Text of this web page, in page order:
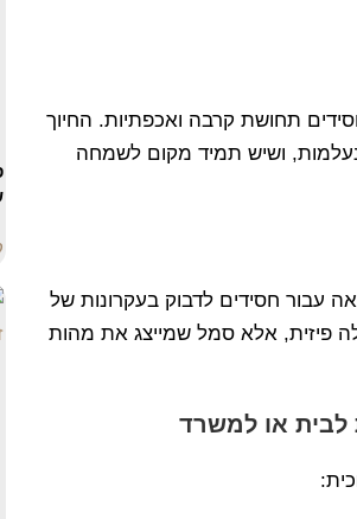
תחושת קרבה ואכפתיות. החיוך
ושיש תמיד מקום לשמחה
עבור חסידים לדבוק בעקרונות של
פיזית, אלא סמל שמייצג את מהות
לבית או למשרד